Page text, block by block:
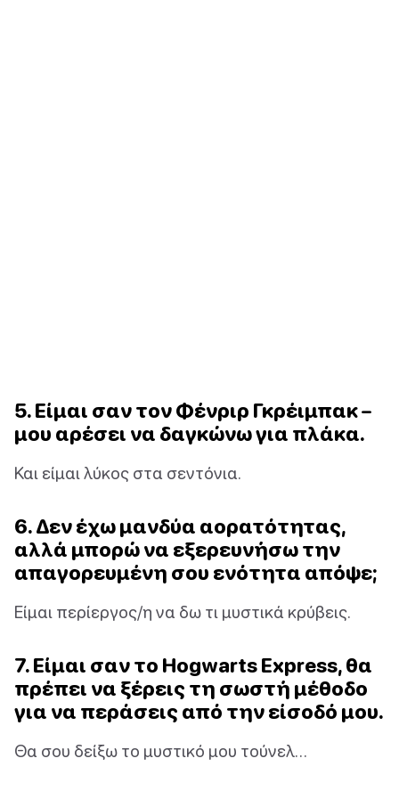
5. Είμαι σαν τον Φένριρ Γκρέιμπακ –
μου αρέσει να δαγκώνω για πλάκα.
Και είμαι λύκος στα σεντόνια.
6. Δεν έχω μανδύα αορατότητας,
αλλά μπορώ να εξερευνήσω την
απαγορευμένη σου ενότητα απόψε;
Είμαι περίεργος/η να δω τι μυστικά κρύβεις.
7. Είμαι σαν το Hogwarts Express, θα
πρέπει να ξέρεις τη σωστή μέθοδο
για να περάσεις από την είσοδό μου.
Θα σου δείξω το μυστικό μου τούνελ…